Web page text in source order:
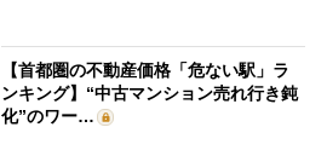
【首都圏の不動産価格「危ない駅」ラ
ンキング】“中古マンション売れ行き鈍
化”のワー…